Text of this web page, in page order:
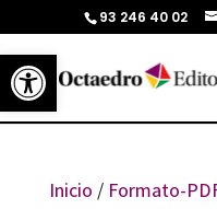
Abrir barra de herramientas
93 246 40 02
Inicio / Formato-